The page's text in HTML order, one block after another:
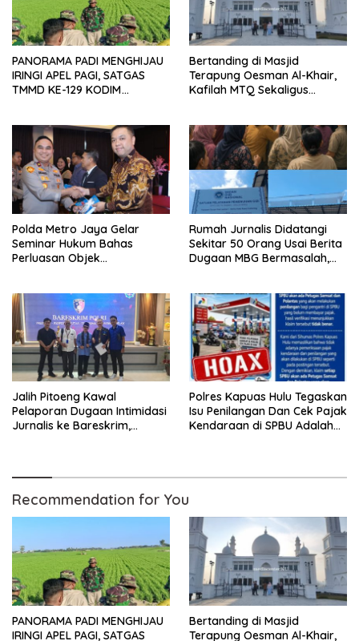
PANORAMA PADI MENGHIJAU
IRINGI APEL PAGI, SATGAS
TMMD KE-129 KODIM
Bertanding di Masjid
Terapung Oesman Al-Khair,
Kafilah MTQ Sekaligus
Polda Metro Jaya Gelar
Seminar Hukum Bahas
Perluasan Objek
Rumah Jurnalis Didatangi
Sekitar 50 Orang Usai Berita
Dugaan MBG Bermasalah,
Jalih Pitoeng Kawal
Pelaporan Dugaan Intimidasi
Jurnalis ke Bareskrim,
Polres Kapuas Hulu Tegaskan
Isu Penilangan Dan Cek Pajak
Kendaraan di SPBU Adalah
Recommendation for You
PANORAMA PADI MENGHIJAU
IRINGI APEL PAGI, SATGAS
Bertanding di Masjid
Terapung Oesman Al-Khair,